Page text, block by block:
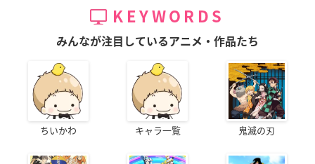
KEYWORDS
みんなが注目しているアニメ・作品たち
ちいかわ キャラ一覧 鬼滅の刃